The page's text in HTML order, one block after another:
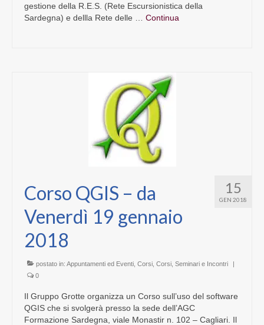
gestione della R.E.S. (Rete Escursionistica della
Sardegna) e dellla Rete delle … Continua
15
GEN 2018
Corso QGIS – da
Venerdì 19 gennaio
2018
postato in: Appuntamenti ed Eventi Corsi Corsi, Seminari e Incontri
|
0
Il Gruppo Grotte organizza un Corso sull’uso del software
QGIS che si svolgerà presso la sede dell’AGC
Formazione Sardegna, viale Monastir n. 102 – Cagliari. Il